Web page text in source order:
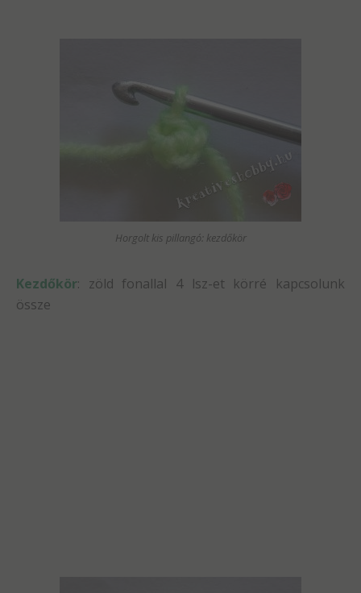
Horgolt kis pillangó: kezdőkör
Kezdőkör: zöld fonallal 4 lsz-et körré kapcsolunk
össze